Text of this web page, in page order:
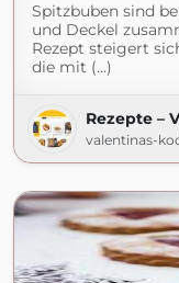
Spitzbuben sind
und Deckel
Rezept steigert
die mit (...)
Rezepte –
valentinas-